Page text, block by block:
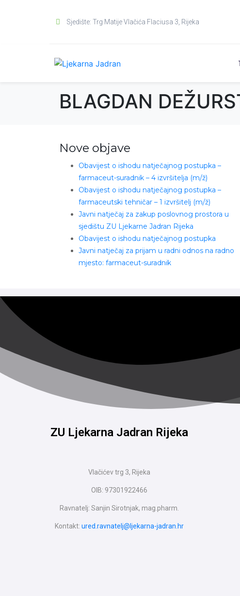
Sjedište: Trg Matije Vlačića Flaciusa 3, Rijeka
BLAGDAN
Nove objave
Obavijest o ishodu natječajnog postupka –
farmaceut-suradnik – 4 izvršitelja (m/ž)
Obavijest o ishodu natječajnog postupka –
farmaceutski tehničar – 1 izvršitelj (m/ž)
Javni natječaj za zakup poslovnog prostora u
sjedištu ZU Ljekarne Jadran Rijeka
Obavijest o ishodu natječajnog postupka
Javni natječaj za prijam u radni odnos na radno
mjesto: farmaceut-suradnik
ZU Ljekarna Jadran Rijeka
Vlačićev trg 3, Rijeka
OIB: 97301922466
Ravnatelj: Sanjin Sirotnjak, mag.pharm.
Kontakt: ured.ravnatelj@ljekarna-jadran.hr